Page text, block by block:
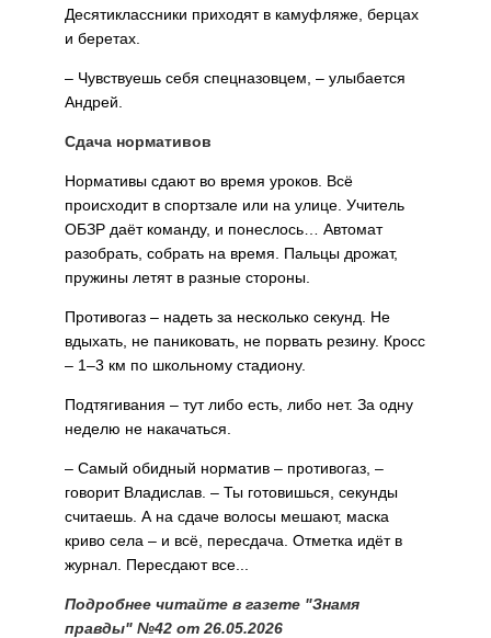
Десятиклассники приходят в камуфляже, берцах
и беретах.
– Чувствуешь себя спецназовцем, – улыбается
Андрей.
Сдача нормативов
Нормативы сдают во время уроков. Всё
происходит в спортзале или на улице. Учитель
ОБЗР даёт команду, и понеслось… Автомат
разобрать, собрать на время. Пальцы дрожат,
пружины летят в разные стороны.
Противогаз – надеть за несколько секунд. Не
вдыхать, не паниковать, не порвать резину. Кросс
– 1–3 км по школьному стадиону.
Подтягивания – тут либо есть, либо нет. За одну
неделю не накачаться.
– Самый обидный норматив – противогаз, –
говорит Владислав. – Ты готовишься, секунды
считаешь. А на сдаче волосы мешают, маска
криво села – и всё, пересдача. Отметка идёт в
журнал. Пересдают все...
Подробнее читайте в газете "Знамя
правды" №42 от 26.05.2026